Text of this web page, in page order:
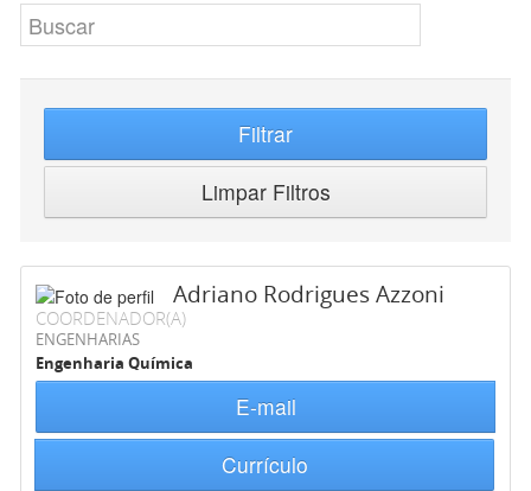
Filtrar
Limpar Filtros
Adriano Rodrigues Azzoni
COORDENADOR(A)
ENGENHARIAS
Engenharia Química
E-mail
Currículo